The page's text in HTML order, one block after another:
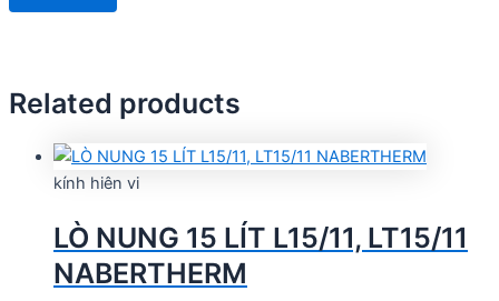
Related products
kính hiên vi
LÒ NUNG 15 LÍT L15/11, LT15/11
NABERTHERM